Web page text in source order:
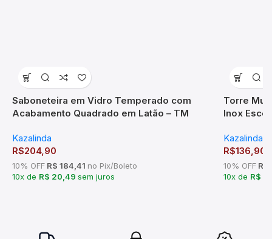
Saboneteira em Vidro Temperado com
Acabamento Quadrado em Latão – TM
Kazalinda
R$204,90
10% OFF R$ 184,41 no Pix/Boleto
10x de R$ 20,49 sem juros
Torre
Inox
Kazalinda
R$136,90
10% OFF R$
10x de R$